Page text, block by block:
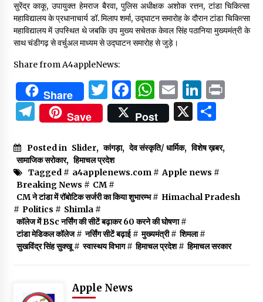
सुरेंद्र काकू, उपायुक्त हेमराज बैरवा, पुलिस अधीक्षक अशोक रत्तन, टांडा चिकित्सा
महाविद्यालय के प्रधानाचार्य डॉ. मिलाप शर्मा, उद्घाटन समारोह के दौरान टांडा चिकित्सा
महाविद्यालय में उपस्थित थे जबकि उप मुख्य सचेतक केवल सिंह पठानिया मुख्यमंत्री के
साथ चंडीगढ़ से वर्चुअल माध्यम से उद्घाटन समारोह से जुड़े।
Share from A4appleNews:
Share Twitter
Facebook
WhatsApp
Email
Telegram
Save Post X
Posted in Slider, कांगड़ा, देव संस्कृति/ धार्मिक, विशेष ख़बर,
सामाजिक सरोकार, हिमाचल प्रदेश
Tagged # a4applenews.com# Apple news #
Breaking News # CM#
CM ने टांडा में रॉबोटिक सर्जरी का किया शुभारम्भ# Himachal Pradesh
# Politics # Shimla#
काॅलेज में BSc नर्सिंग की सीटें बढ़ाकर 60 करने की घोषणा#
टांडा मेडिकल कॉलेज# नर्सिंग सीटें बढ़ाई# मुख्यमंत्री# शिमला#
सुखविंद्र सिंह सुक्खू# स्वास्थय विभाग# हिमाचल प्रदेश# हिमाचल सरकार
Apple News